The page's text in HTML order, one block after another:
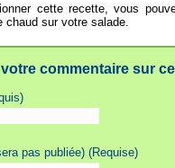
cette recette, vous
chaud sur votre salade.
votre commentaire sur
pas publiée) (Requise)